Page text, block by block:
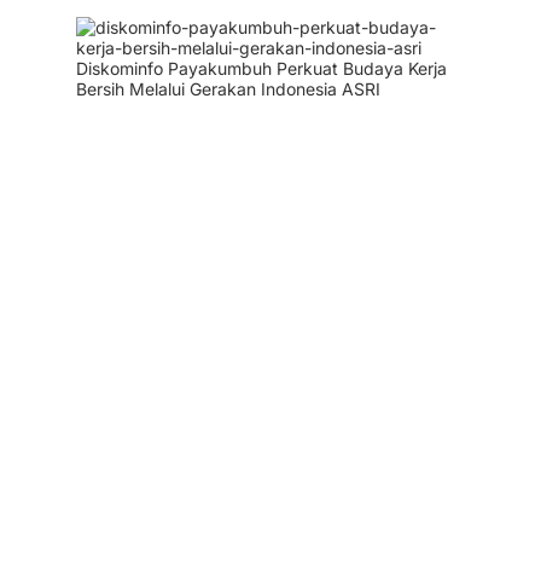
Diskominfo Payakumbuh Perkuat Budaya Kerja
Bersih Melalui Gerakan Indonesia ASRI